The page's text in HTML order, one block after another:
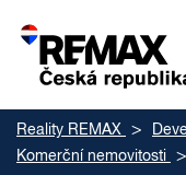
Reality REMAX
Komerční nemovitosti